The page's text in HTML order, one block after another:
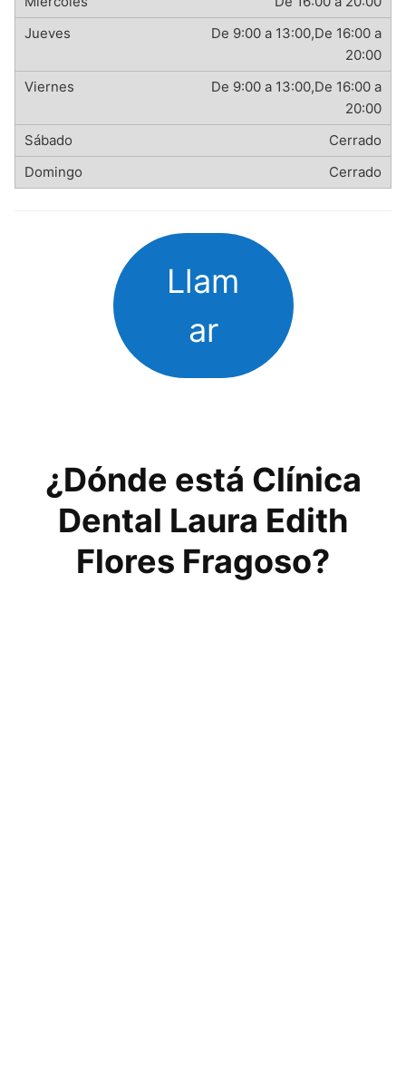
De 9:00 a 13:00,De 16:00 a
20:00
De 9:00 a 13:00,De 16:00 a
20:00
Cerrado
Cerrado
Llam
ar
¿Dónde está Clínica
Dental Laura Edith
Flores Fragoso?